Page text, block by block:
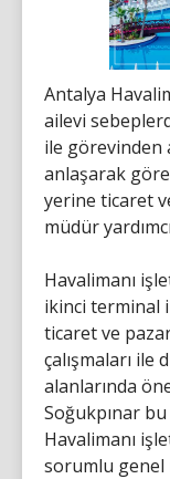
Antalya
ailevi
ile görevinden
anlaşarak
yerine ticaret
müdür
Havalimanı
ikinci terminal
ticaret ve
çalışmaları
alanlarında
Soğukpınar bu
Havalimanı
sorumlu genel